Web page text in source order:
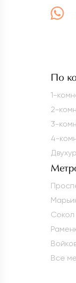
По
1-
2-
3-
4-
Сокол
Все